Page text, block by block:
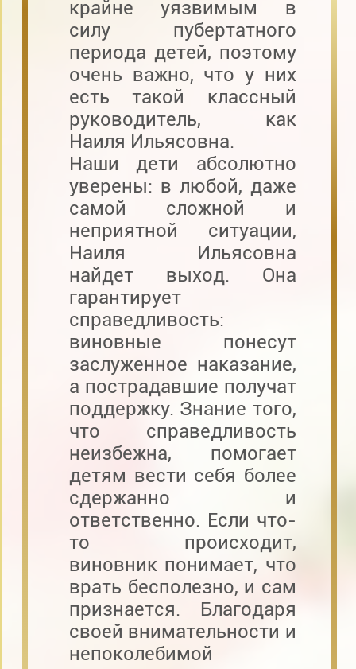
крайне уязвимым в
силу пубертатного
периода детей, поэтому
очень важно, что у них
есть такой классный
руководитель, как
Наиля Ильясовна.
Наши дети абсолютно
уверены: в любой, даже
самой сложной и
неприятной ситуации,
Наиля Ильясовна
найдет выход. Она
гарантирует
справедливость:
виновные понесут
заслуженное наказание,
а пострадавшие получат
поддержку. Знание того,
что справедливость
неизбежна, помогает
детям вести себя более
сдержанно и
ответственно. Если что-
то происходит,
виновник понимает, что
врать бесполезно, и сам
признается. Благодаря
своей внимательности и
непоколебимой